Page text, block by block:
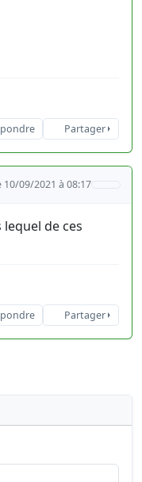
Partager
10/09/2021 à 08:17
de ces
Partager